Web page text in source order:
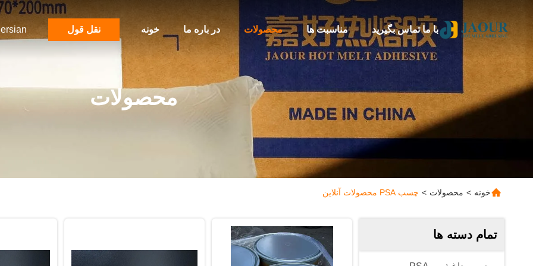
خونه در باره ما محصولات مناسبت ها با ما تماس بگیرید نقل قول
محصولات
خونه > محصولات > چسب PSA محصولات آنلاین
تمام دسته ها